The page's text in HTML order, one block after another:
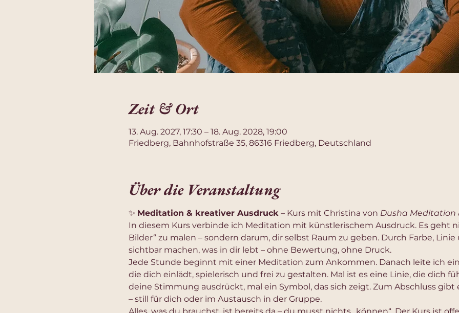
Zeit & Ort
13. Aug. 2027, 17:30 – 18. Aug. 2028, 19:00
Friedberg, Bahnhofstraße 35, 86316 Friedberg, Deutschland
Über die Veranstaltung
✨ Meditation & kreativer Ausdruck – Kurs mit Christina von Dusha Meditation
In diesem Kurs verbinde ich Meditation mit künstlerischem Ausdruck. Es geht
Bilder“ zu malen – sondern darum, dir selbst Raum zu geben. Durch Farbe,
sichtbar machen, was in dir lebt – ohne Bewertung, ohne Druck.
Jede Stunde beginnt mit einer Meditation zum Ankommen. Danach leite ich
die dich einlädt, spielerisch und frei zu gestalten. Mal ist es eine Linie, die dich
deine Stimmung ausdrückt, mal ein Symbol, das sich zeigt. Zum Abschluss
– still für dich oder im Austausch in der Gruppe.